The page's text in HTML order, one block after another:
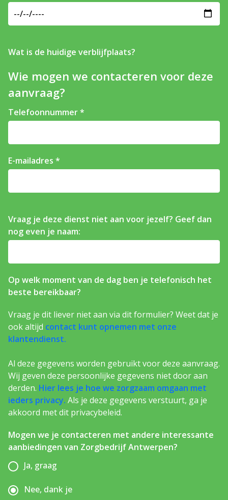
Wat is de huidige verblijfplaats?
Wie mogen we contacteren voor deze
aanvraag?
Telefoonnummer
E-mailadres
Vraag je deze dienst niet aan voor jezelf? Geef dan
nog even je naam:
Op welk moment van de dag ben je telefonisch het
beste bereikbaar?
Vraag je dit liever niet aan via dit formulier? Weet dat je
ook altijd contact kunt opnemen met onze
klantendienst.
Al deze gegevens worden gebruikt voor deze aanvraag.
Wij geven deze persoonlijke gegevens niet door aan
derden. Hier lees je hoe we zorgzaam omgaan met
ieders privacy. Als je deze gegevens verstuurt, ga je
akkoord met dit privacybeleid.
Mogen we je contacteren met andere interessante
aanbiedingen van Zorgbedrijf Antwerpen?
Ja, graag
Nee, dank je